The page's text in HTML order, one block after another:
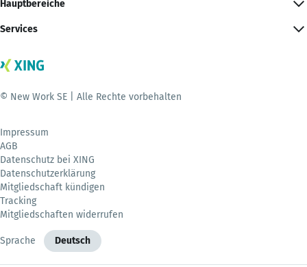
Hauptbereiche
Services
© New Work SE | Alle Rechte vorbehalten
Impressum
AGB
Datenschutz bei XING
Datenschutzerklärung
Mitgliedschaft kündigen
Tracking
Mitgliedschaften widerrufen
Sprache Deutsch